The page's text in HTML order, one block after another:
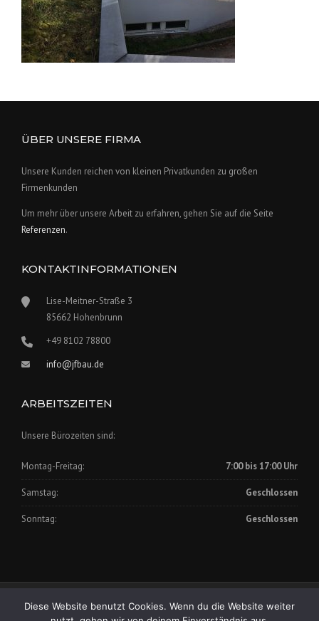
ÜBER UNSERE FIRMA
Unsere Kunden reichen von kleinen Privatkunden zu großen
Firmenkunden
Um mehr über unsere Arbeit zu erfahren, gehen Sie auf die Seite
Referenzen.
KONTAKTINFORMATIONEN
Lise-Meitner-Straße 3
85662 Hohenbrunn
+49 8102 78800
info@jfbau.de
ARBEITSZEITEN
Unsere Bürozeiten sind:
Montag-Freitag: 7:00 bis 17:00 Uhr
Samstag: Geschlossen
Sonntag: Geschlossen
Impressum|Datenschutz
Diese Website benutzt Cookies. Wenn du die Website weiter